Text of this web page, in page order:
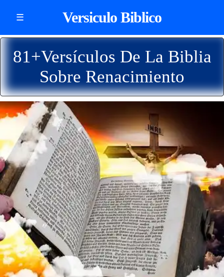
☰ Versiculo Biblico
81+Versículos De La Biblia
Sobre Renacimiento